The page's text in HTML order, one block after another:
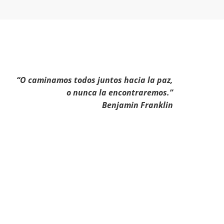
“O caminamos todos juntos hacia la paz,
o nunca la encontraremos.”
Benjamin Franklin